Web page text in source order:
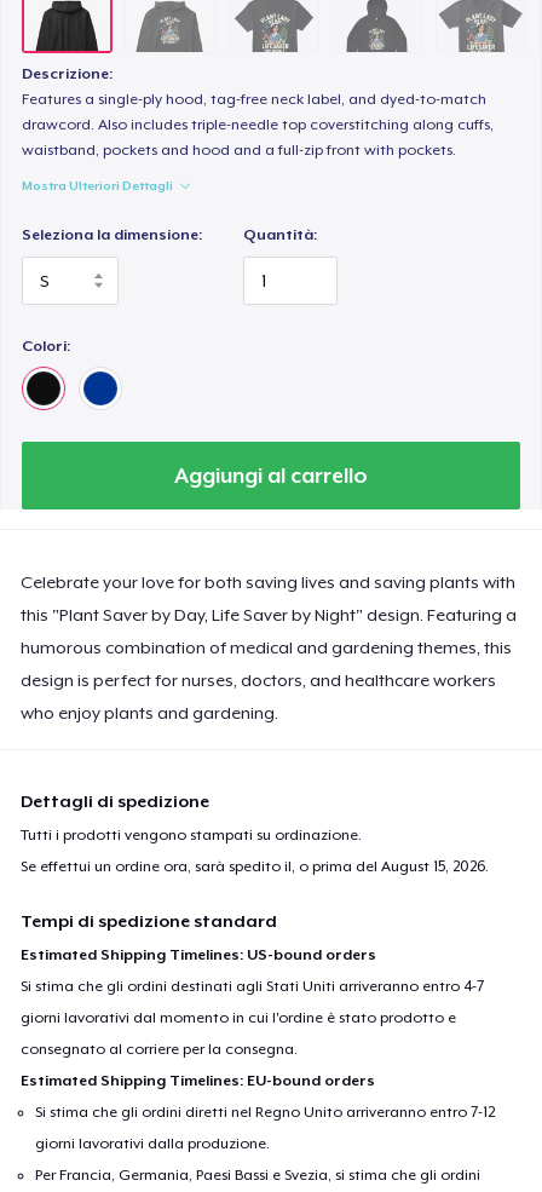
Descrizione:
Features a single-ply hood, tag-free neck label, and dyed-to-match
drawcord. Also includes triple-needle top coverstitching along cuffs,
waistband, pockets and hood and a full-zip front with pockets.
Mostra Ulteriori Dettagli
Seleziona la dimensione: Quantità:
Colori:
Aggiungi al carrello
Celebrate your love for both saving lives and saving plants with
this "Plant Saver by Day, Life Saver by Night" design. Featuring a
humorous combination of medical and gardening themes, this
design is perfect for nurses, doctors, and healthcare workers
who enjoy plants and gardening.
Dettagli di spedizione
Tutti i prodotti vengono stampati su ordinazione.
Se effettui un ordine ora, sarà spedito il, o prima delAugust 15, 2026.
Tempi di spedizione standard
Estimated Shipping Timelines: US-bound orders
Si stima che gli ordini destinati agli Stati Uniti arriveranno entro 4-7
giorni lavorativi dal momento in cui l'ordine è stato prodotto e
consegnato al corriere per la consegna.
Estimated Shipping Timelines: EU-bound orders
Si stima che gli ordini diretti nel Regno Unito arriveranno entro 7-12
giorni lavorativi dalla produzione.
Per Francia, Germania, Paesi Bassi e Svezia, si stima che gli ordini
Premium Tank Top
19,99 USD
Eco Unisex Tee
33,99 USD